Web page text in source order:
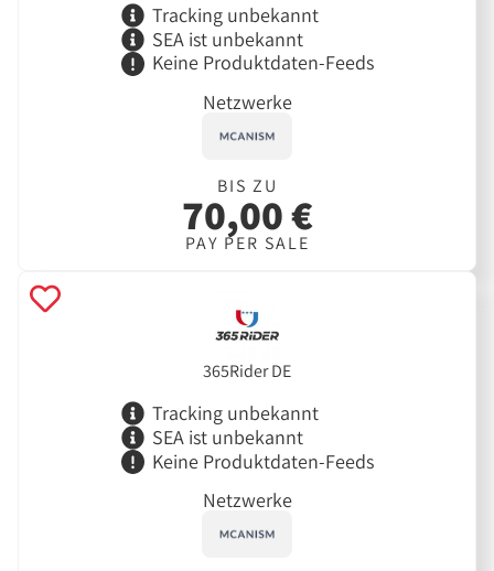
Tracking unbekannt
SEA ist unbekannt
Keine Produktdaten-Feeds
Netzwerke
BIS ZU
70,00 €
PAY PER SALE
365Rider DE
Tracking unbekannt
SEA ist unbekannt
Keine Produktdaten-Feeds
Netzwerke